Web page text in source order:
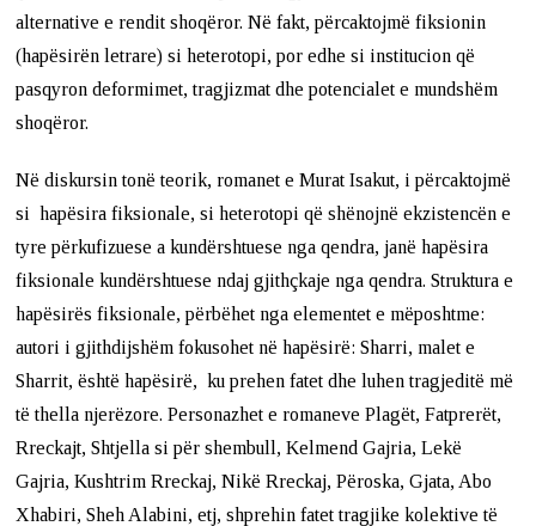
alternative e rendit shoqëror. Në fakt, përcaktojmë fiksionin
(hapësirën letrare) si heterotopi, por edhe si institucion që
pasqyron deformimet, tragjizmat dhe potencialet e mundshëm
shoqëror.
Në diskursin tonë teorik, romanet e Murat Isakut, i përcaktojmë
si hapësira fiksionale, si heterotopi që shënojnë ekzistencën e
tyre përkufizuese a kundërshtuese nga qendra, janë hapësira
fiksionale kundërshtuese ndaj gjithçkaje nga qendra. Struktura e
hapësirës fiksionale, përbëhet nga elementet e mëposhtme:
autori i gjithdijshëm fokusohet në hapësirë: Sharri, malet e
Sharrit, është hapësirë, ku prehen fatet dhe luhen tragjeditë më
të thella njerëzore. Personazhet e romaneve Plagët, Fatprerët,
Rreckajt, Shtjella si për shembull, Kelmend Gajria, Lekë
Gajria, Kushtrim Rreckaj, Nikë Rreckaj, Përoska, Gjata, Abo
Xhabiri, Sheh Alabini, etj, shprehin fatet tragjike kolektive të